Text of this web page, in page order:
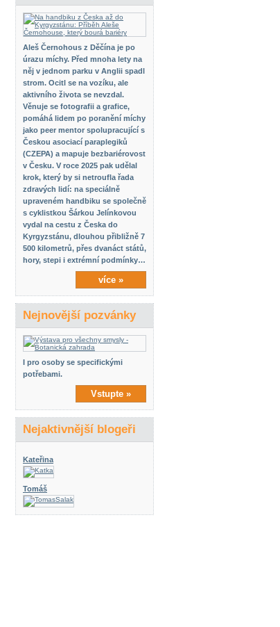
Aleš Černohous z Děčína je po
úrazu míchy. Před mnoha lety na
něj v jednom parku v Anglii spadl
strom. Ocitl se na vozíku, ale
aktivního života se nevzdal.
Věnuje se fotografii a grafice,
pomáhá lidem po poranění míchy
jako peer mentor spolupracující s
Českou asociací paraplegiků
(CZEPA) a mapuje bezbariérovost
v Česku. V roce 2025 pak udělal
krok, který by si netroufla řada
zdravých lidí: na speciálně
upraveném handbiku se společně
s cyklistkou Šárkou Jelínkovou
vydal na cestu z Česka do
Kyrgyzstánu, dlouhou přibližně 7
500 kilometrů, přes dvanáct států,
hory, stepi i extrémní podmínky…
více »
Nejnovější pozvánky
I pro osoby se specifickými
potřebami.
Vstupte »
Nejaktivnější blogeři
Kateřina
Tomáš